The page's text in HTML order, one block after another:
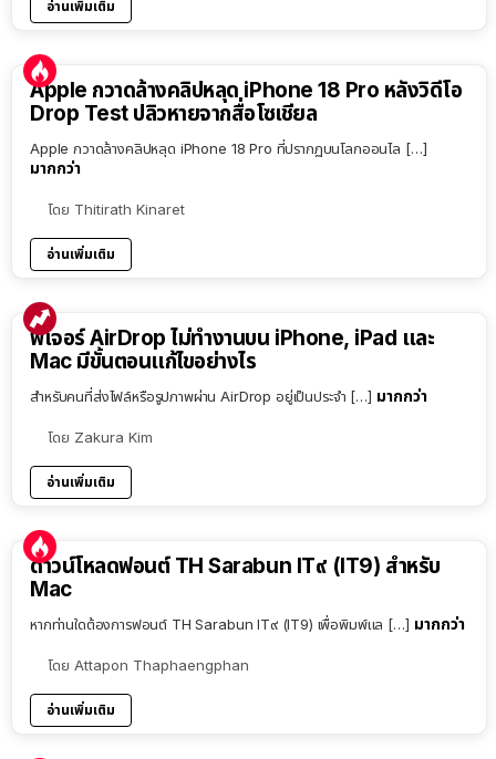
อ่านเพิ่มเติม
Apple กวาดล้างคลิปหลุด iPhone 18 Pro หลังวิดีโอ
Drop Test ปลิวหายจากสื่อโซเชียล
Apple กวาดล้างคลิปหลุด iPhone 18 Pro ที่ปรากฏบนโลกออนไล […]
มากกว่า
โดย Thitirath Kinaret
อ่านเพิ่มเติม
ฟีเจอร์ AirDrop ไม่ทำงานบน iPhone, iPad และ
Mac มีขั้นตอนแก้ไขอย่างไร
สำหรับคนที่ส่งไฟล์หรือรูปภาพผ่าน AirDrop อยู่เป็นประจำ […] มากกว่า
โดย Zakura Kim
อ่านเพิ่มเติม
ดาวน์โหลดฟอนต์ TH Sarabun IT๙ (IT9) สำหรับ
Mac
หากท่านใดต้องการฟอนต์ TH Sarabun IT๙ (IT9) เพื่อพิมพ์แล […] มากกว่า
โดย Attapon Thaphaengphan
อ่านเพิ่มเติม